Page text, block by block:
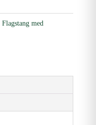
Flagstang med